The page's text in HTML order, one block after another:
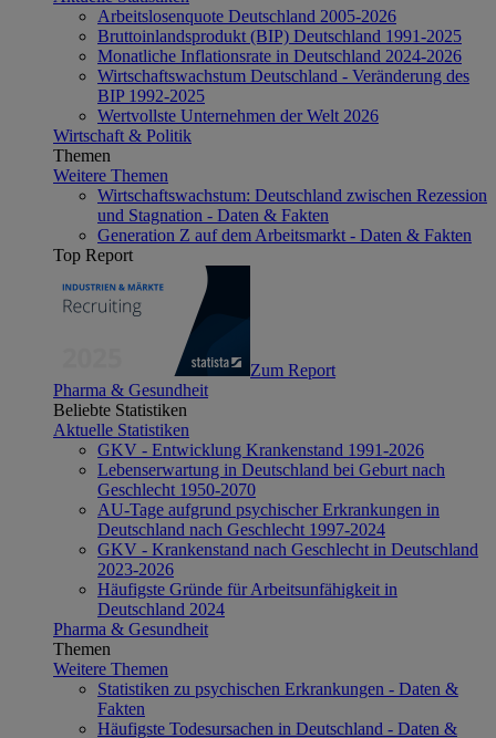
Arbeitslosenquote Deutschland 2005-2026
Bruttoinlandsprodukt (BIP) Deutschland 1991-2025
Monatliche Inflationsrate in Deutschland 2024-2026
Wirtschaftswachstum Deutschland - Veränderung des
BIP 1992-2025
Wertvollste Unternehmen der Welt 2026
Wirtschaft & Politik
Themen
Weitere Themen
Wirtschaftswachstum: Deutschland zwischen Rezession
und Stagnation - Daten & Fakten
Generation Z auf dem Arbeitsmarkt - Daten & Fakten
Top Report
Zum Report
Pharma & Gesundheit
Beliebte Statistiken
Aktuelle Statistiken
GKV - Entwicklung Krankenstand 1991-2026
Lebenserwartung in Deutschland bei Geburt nach
Geschlecht 1950-2070
AU-Tage aufgrund psychischer Erkrankungen in
Deutschland nach Geschlecht 1997-2024
GKV - Krankenstand nach Geschlecht in Deutschland
2023-2026
Häufigste Gründe für Arbeitsunfähigkeit in
Deutschland 2024
Pharma & Gesundheit
Themen
Weitere Themen
Statistiken zu psychischen Erkrankungen - Daten &
Fakten
Häufigste Todesursachen in Deutschland - Daten &